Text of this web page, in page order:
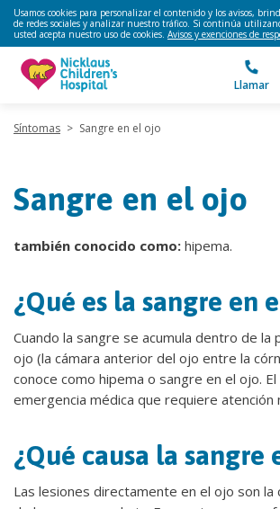
Usamos cookies para personalizar el contenido y los avisos,
de redes sociales y analizar nuestro tráfico. Si continúa
usted acepta nuestro uso de cookies. Avisos y exenciones de
Llamar
Síntomas > Sangre en el ojo
Sangre en el ojo
también conocido como: hipema.
¿Qué es la sangre en
Cuando la sangre se acumula dentro de
ojo (la cámara anterior del ojo entre la
conoce como hipema o sangre en el ojo.
emergencia médica que requiere atención
¿Qué causa la sangre
Las lesiones directamente en el ojo son la